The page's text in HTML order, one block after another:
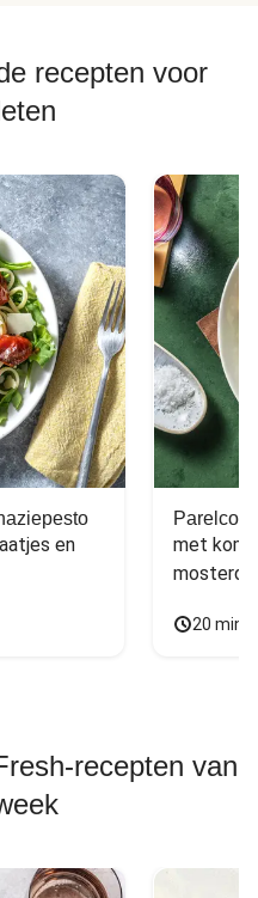
recepten voor
en
met
20
recepten van